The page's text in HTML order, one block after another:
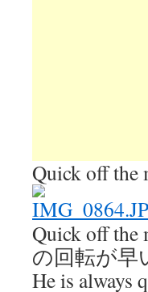
Quick off the
Quick off
の回転が早
He is always